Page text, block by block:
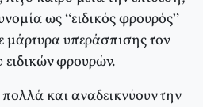
ως “ειδικός φρουρός”
μάρτυρα υπεράσπισης τον
ειδικών φρουρών.
και αναδεικνύουν την